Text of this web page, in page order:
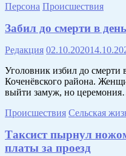
Персона Происшествия
Забил до смерти в
Редакция 02.10.2020
Уголовник избил до смерти
Коченёвского района.
выйти замуж, но
Происшествия Сельская
Таксист пырнул
платы за проезд